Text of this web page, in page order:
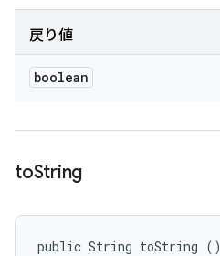
戻り値
boolean
toString
public String toString ()